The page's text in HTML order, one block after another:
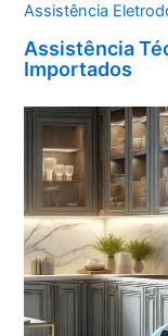
Assistência
Assistência
Importados